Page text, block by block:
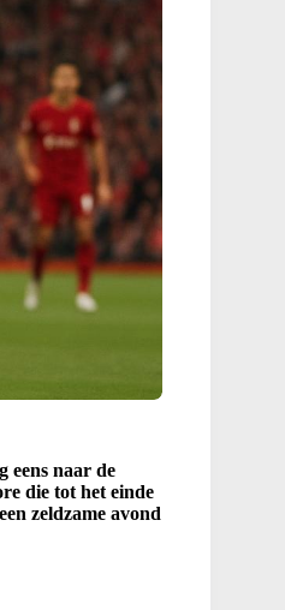
eens naar de
die tot het einde
zeldzame avond